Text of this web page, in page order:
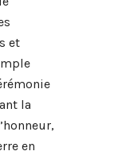
et
la
en